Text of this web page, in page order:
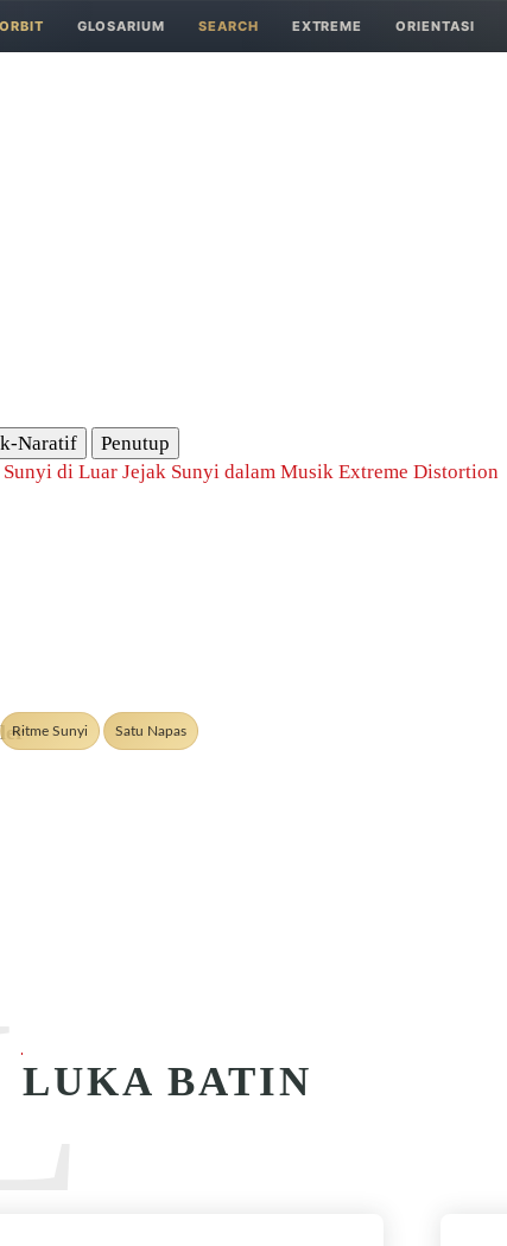
ORBIT GLOSARIUM SEARCH EXTREME ORIENTASI
Naratif
Penutup
Sunyi di Luar Jejak Sunyi dalam Musik Extreme Distortion
Ritme Sunyi Satu Napas
LUKA BATIN
L